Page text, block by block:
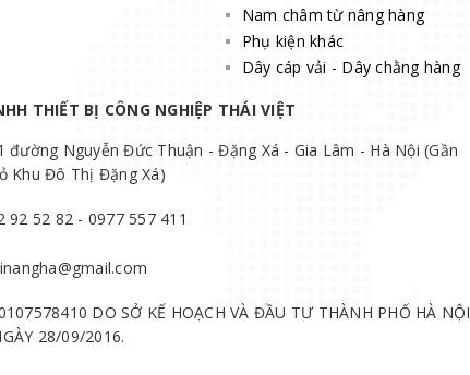
Nam châm từ nâng hàng
Phụ kiện khác
Dây cáp vải - Dây chằng hàng
THIẾT BỊ CÔNG NGHIỆP THÁI VIỆT
đường Nguyễn Đức Thuận - Đặng Xá - Gia Lâm - Hà Nội (Gần
Khu Đô Thị Đặng Xá)
92 52 82 - 0977 557 411
DO SỞ KẾ HOẠCH VÀ ĐẦU TƯ THÀNH PHỐ HÀ NỘI
28/09/2016.